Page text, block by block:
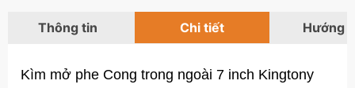
Thông tin Chi tiết Hướng
Kìm mở phe Cong trong ngoài 7 inch Kingtony